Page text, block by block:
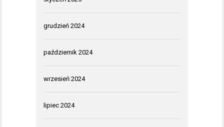
grudzień 2024
październik 2024
wrzesień 2024
lipiec 2024